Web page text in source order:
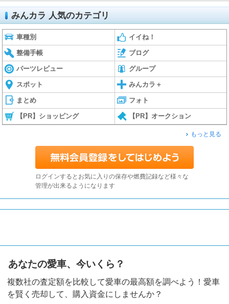
みんカラ 人気のカテゴリ
車種別 イイね！
整備手帳 ブログ
パーツレビュー グループ
スポット みんカラ＋
まとめ フォト
【PR】ショッピング 【PR】オークション
もっと見る
ログインするとお気に入りの保存や燃費記録など様々な
管理が出来るようになります
あなたの愛車、今いくら？
複数社の査定額を比較して愛車の最高額を調べよう！愛車
を賢く売却して、購入資金にしませんか？